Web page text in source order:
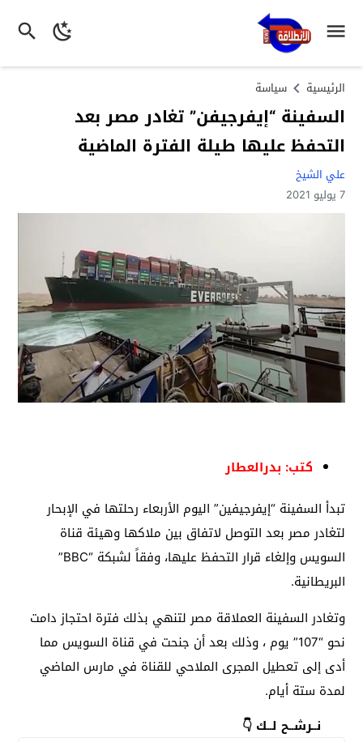
الرئيسية سياسة
السفينة “إيفرجيفن” تغادر مصر بعد
التحفظ عليها طيلة الفترة الماضية
علي الشيخ
7 يوليو 2021
كتب: بدرالعطار
تبدأ السفينة “إيفرجيفين” اليوم الأربعاء رحلتها في الإبحار
لتغادر مصر بعد التوصل لاتفاق بين ملاكها وهيئة قناة
السويس وإلغاء قرار التحفظ عليها، وفقاً لشبكة “BBC”
البريطانية.
وتغادر السفينة العملاقة مصر لتنهي بذلك فترة احتجاز دامت
نحو “107” يوم ، وذلك بعد أن جنحت في قناة السويس مما
أدى إلى تعطيل المجرى الملاحي للقناة في مارس الماضي
لمدة ستة أيام.
نــرشــح لــك 👇